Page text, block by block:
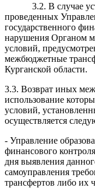
3.2. В случае
проведенных
государственного
нарушения Органом
условий,
межбюджетные
Курганской области.
3.3. Возврат иных
использование
условий,
осуществляется
- Управление
финансового
дня выявления
самоуправления
трансфертов либо их